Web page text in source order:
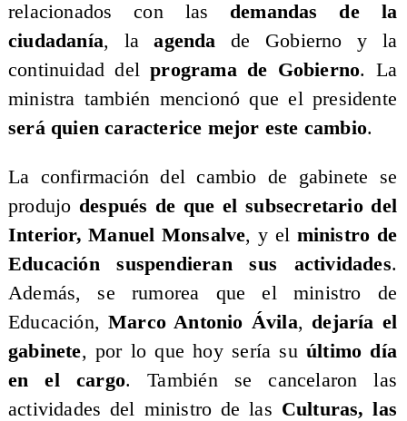
relacionados con las demandas de la
ciudadanía, la agenda de Gobierno y la
continuidad delprograma de Gobierno. La
ministra también mencionó que el presidente
será quien caracterice mejor este cambio.
La confirmación del cambio de gabinete se
produjo después de que el subsecretario del
Interior, Manuel Monsalve, y el ministro de
Educación suspendieran sus actividades.
Además, se rumorea que el ministro de
Educación,Marco Antonio Ávila, dejaría el
gabinete, por lo que hoy sería su último día
en el cargo. También se cancelaron las
actividades del ministro de las Culturas, las